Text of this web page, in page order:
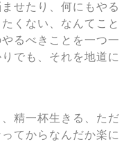
せたり、何にもやる
くない、なんてこと
るべきことを一つ一
でも、それを地道に
精一杯生きる、ただ
てからなんだか楽に